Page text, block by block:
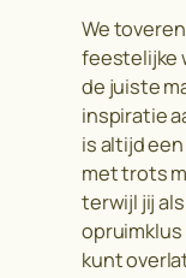
We
feestelijke
de juiste
inspiratie
is altijd
met trots
terwijl jij
kunt